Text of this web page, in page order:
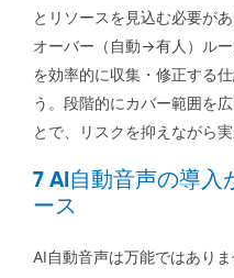
とリソースを見込む必要が
オーバー（自動→有人）ル
を効率的に収集・修正する
う。段階的にカバー範囲を
とで、リスクを抑えながら
7 AI自動音声の導入
ース
AI自動音声は万能ではあり